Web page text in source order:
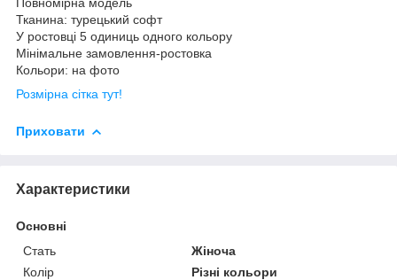
Тканина: турецький софт
У ростовці 5 одиниць одного кольору
Мінімальне замовлення-ростовка
Кольори: на фото
Розмірна сітка тут!
Приховати
Характеристики
Основні
Стать
Жіноча
Колір
Різні кольори